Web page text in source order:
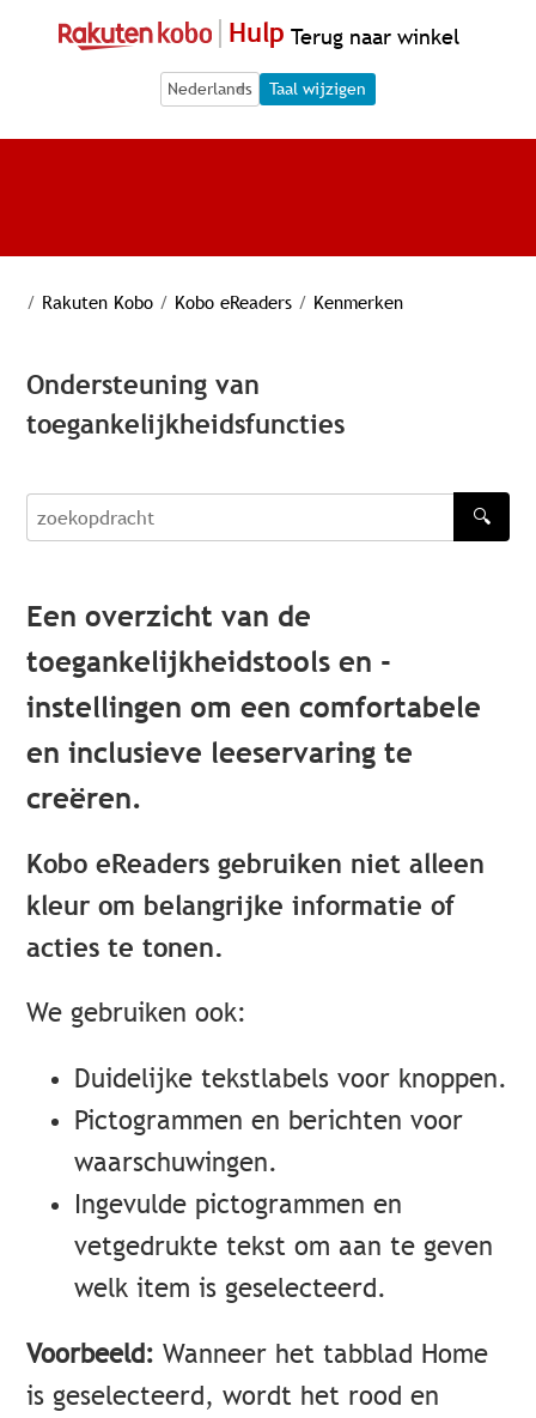
Hulp Terug naar winkel
Language Selection
Language Selection
Taal wijzigen
/ Rakuten Kobo / Kobo eReaders / Kenmerken
Ondersteuning van
toegankelijkheidsfuncties
zoekopdracht
🔍
Een overzicht van de
toegankelijkheidstools en -
instellingen om een comfortabele
en inclusieve leeservaring te
creëren.
Kobo eReaders gebruiken niet alleen
kleur om belangrijke informatie of
acties te tonen.
We gebruiken ook:
Duidelijke tekstlabels voor knoppen.
Pictogrammen en berichten voor
waarschuwingen.
Ingevulde pictogrammen en
vetgedrukte tekst om aan te geven
welk item is geselecteerd.
Voorbeeld: Wanneer het tabblad Home
is geselecteerd, wordt het rood en